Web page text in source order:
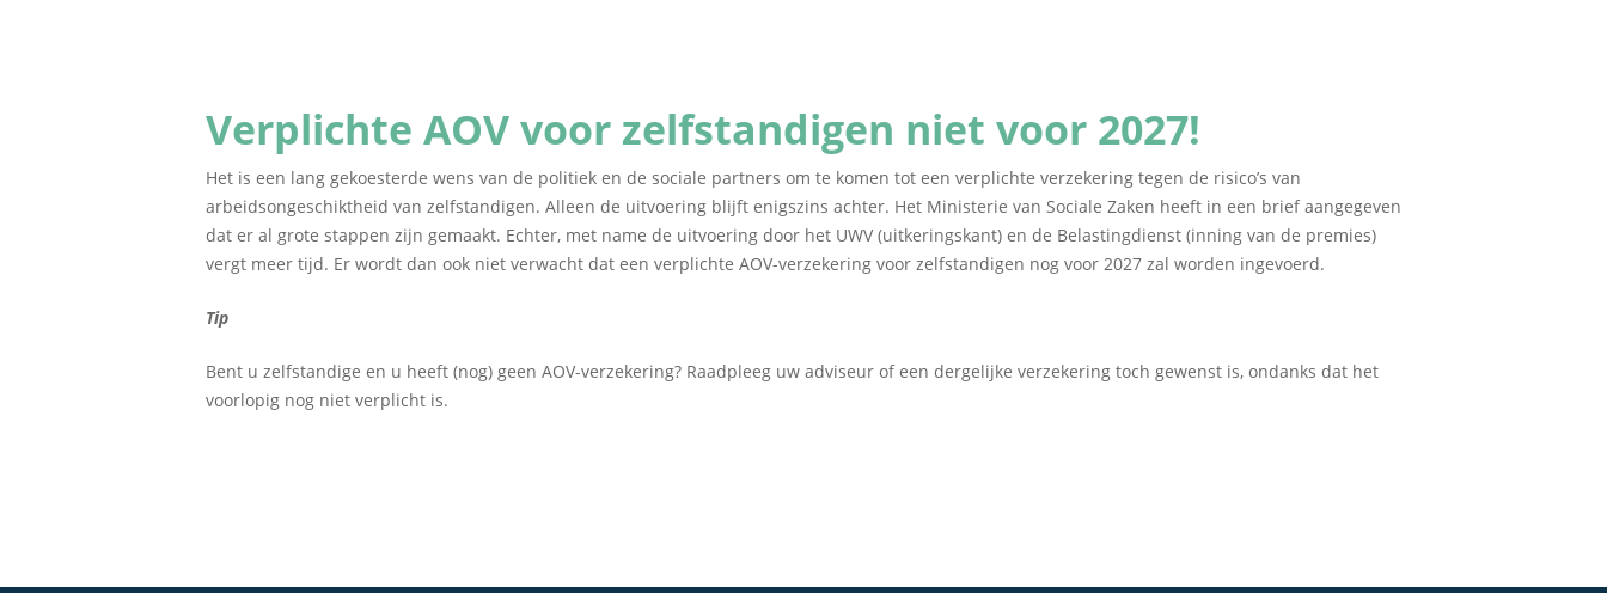
Verplichte AOV voor zelfstandigen niet voor 2027!
Het is een lang gekoesterde wens van de politiek en de sociale partners om te komen tot een verplichte verzekering tegen de risico’s van
arbeidsongeschiktheid van zelfstandigen. Alleen de uitvoering blijft enigszins achter. Het Ministerie van Sociale Zaken heeft in een brief aangegeven
dat er al grote stappen zijn gemaakt. Echter, met name de uitvoering door het UWV (uitkeringskant) en de Belastingdienst (inning van de premies)
vergt meer tijd. Er wordt dan ook niet verwacht dat een verplichte AOV-verzekering voor zelfstandigen nog voor 2027 zal worden ingevoerd.
Tip
Bent u zelfstandige en u heeft (nog) geen AOV-verzekering? Raadpleeg uw adviseur of een dergelijke verzekering toch gewenst is, ondanks dat het
voorlopig nog niet verplicht is.